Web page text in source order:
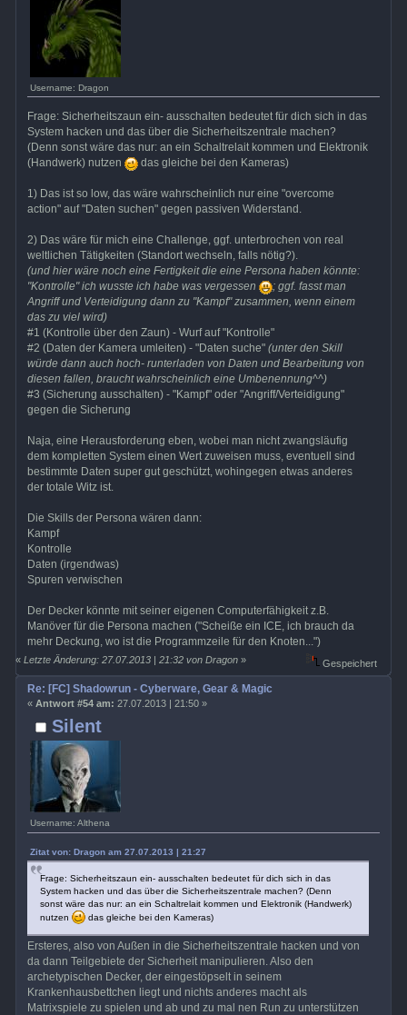
Username: Dragon
Frage: Sicherheitszaun ein- ausschalten bedeutet für dich sich in das
System hacken und das über die Sicherheitszentrale machen?
(Denn sonst wäre das nur: an ein Schaltrelait kommen und Elektronik
(Handwerk) nutzen
das gleiche bei den Kameras)
1) Das ist so low, das wäre wahrscheinlich nur eine "overcome
action" auf "Daten suchen" gegen passiven Widerstand.
2) Das wäre für mich eine Challenge, ggf. unterbrochen von real
weltlichen Tätigkeiten (Standort wechseln, falls nötig?).
(und hier wäre noch eine Fertigkeit die eine Persona haben könnte:
"Kontrolle" ich wusste ich habe was vergessen
; ggf. fasst man
Angriff und Verteidigung dann zu "Kampf" zusammen, wenn einem
das zu viel wird)
#1 (Kontrolle über den Zaun) - Wurf auf "Kontrolle"
#2 (Daten der Kamera umleiten) - "Daten suche" (unter den Skill
würde dann auch hoch- runterladen von Daten und Bearbeitung von
diesen fallen, braucht wahrscheinlich eine Umbenennung^^)
#3 (Sicherung ausschalten) - "Kampf" oder "Angriff/Verteidigung"
gegen die Sicherung
Naja, eine Herausforderung eben, wobei man nicht zwangsläufig
dem kompletten System einen Wert zuweisen muss, eventuell sind
bestimmte Daten super gut geschützt, wohingegen etwas anderes
der totale Witz ist.
Die Skills der Persona wären dann:
Kampf
Kontrolle
Daten (irgendwas)
Spuren verwischen
Der Decker könnte mit seiner eigenen Computerfähigkeit z.B.
Manöver für die Persona machen ("Scheiße ein ICE, ich brauch da
mehr Deckung, wo ist die Programmzeile für den Knoten...")
«Letzte Änderung: 27.07.2013 | 21:32 von Dragon » Gespeichert
Silent
Username: Althena
Re: [FC] Shadowrun - Cyberware, Gear & Magic
« Antwort #54 am: 27.07.2013 | 21:50 »
Zitat von: Dragon am 27.07.2013 | 21:27
Frage: Sicherheitszaun ein- ausschalten bedeutet für dich sich in das
System hacken und das über die Sicherheitszentrale machen? (Denn
sonst wäre das nur: an ein Schaltrelait kommen und Elektronik (Handwerk)
nutzen
das gleiche bei den Kameras)
Ersteres, also von Außen in die Sicherheitszentrale hacken und von
da dann Teilgebiete der Sicherheit manipulieren. Also den
archetypischen Decker, der eingestöpselt in seinem
Krankenhausbettchen liegt und nichts anderes macht als
Matrixspiele zu spielen und ab und zu mal nen Run zu unterstützen